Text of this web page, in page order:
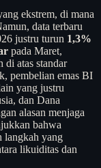
ekstrem, di mana
data terbaru
justru turun 1,3%
pada Maret,
atas standar
pembelian emas BI
yang justru
dan Dana
alasan menjaga
bahwa
langkah yang
likuiditas dan